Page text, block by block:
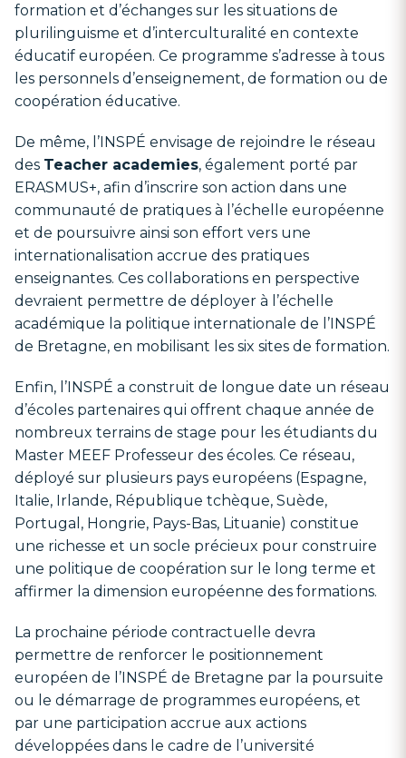
formation et d’échanges sur les situations de
plurilinguisme et d’interculturalité en contexte
éducatif européen. Ce programme s’adresse à tous
les personnels d’enseignement, de formation ou de
coopération éducative.
De même, l’INSPÉ envisage de rejoindre le réseau
des Teacher academies, également porté par
ERASMUS+, afin d’inscrire son action dans une
communauté de pratiques à l’échelle européenne
et de poursuivre ainsi son effort vers une
internationalisation accrue des pratiques
enseignantes. Ces collaborations en perspective
devraient permettre de déployer à l’échelle
académique la politique internationale de l’INSPÉ
de Bretagne, en mobilisant les six sites de formation.
Enfin, l’INSPÉ a construit de longue date un réseau
d’écoles partenaires qui offrent chaque année de
nombreux terrains de stage pour les étudiants du
Master MEEF Professeur des écoles. Ce réseau,
déployé sur plusieurs pays européens (Espagne,
Italie, Irlande, République tchèque, Suède,
Portugal, Hongrie, Pays-Bas, Lituanie) constitue
une richesse et un socle précieux pour construire
une politique de coopération sur le long terme et
affirmer la dimension européenne des formations.
La prochaine période contractuelle devra
permettre de renforcer le positionnement
européen de l’INSPÉ de Bretagne par la poursuite
ou le démarrage de programmes européens, et
par une participation accrue aux actions
développées dans le cadre de l’université